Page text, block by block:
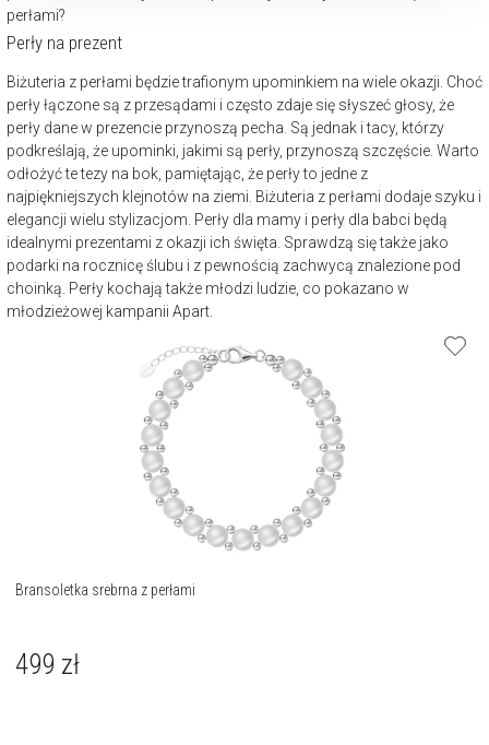
perłami?
Perły na prezent
Biżuteria z perłami będzie trafionym upominkiem na wiele okazji. Choć
perły łączone są z przesądami i często zdaje się słyszeć głosy, że
perły dane w prezencie przynoszą pecha. Są jednak i tacy, którzy
podkreślają, że upominki, jakimi są perły, przynoszą szczęście. Warto
odłożyć te tezy na bok, pamiętając, że perły to jedne z
najpiękniejszych klejnotów na ziemi. Biżuteria z perłami dodaje szyku i
elegancji wielu stylizacjom. Perły dla mamy i perły dla babci będą
idealnymi prezentami z okazji ich święta. Sprawdzą się także jako
podarki na rocznicę ślubu i z pewnością zachwycą znalezione pod
choinką. Perły kochają także młodzi ludzie, co pokazano w
młodzieżowej kampanii Apart
Bransoletka srebrna z perłami
499 zł